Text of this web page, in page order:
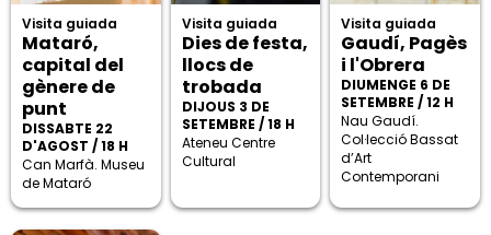
Visita guiada
Mataró,
capital del
gènere de
punt
DISSABTE 22
D'AGOST / 18 H
Can Marfà. Museu
de Mataró
Visita guiada
Dies de festa,
llocs de
trobada
DIJOUS 3 DE
SETEMBRE / 18 H
Ateneu Centre
Cultural
Visita guiada
Gaudí, Pagès
i l'Obrera
DIUMENGE 6 DE
SETEMBRE / 12 H
Nau Gaudí.
Col·lecció Bassat
d’Art
Contemporani